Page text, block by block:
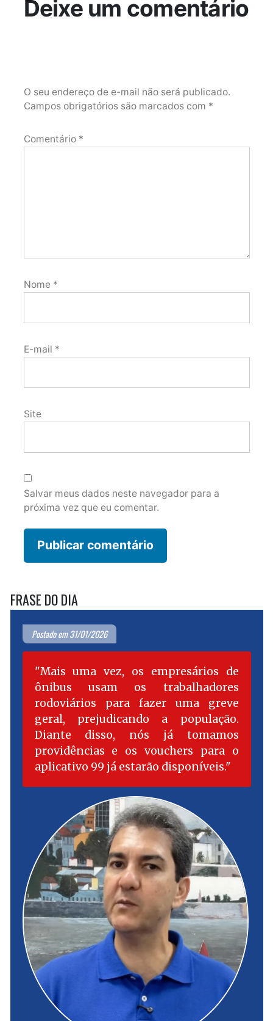
Deixe um comentário
O seu endereço de e-mail não será publicado.
Campos obrigatórios são marcados com *
Comentário *
Nome *
E-mail *
Site
Salvar meus dados neste navegador para a
próxima vez que eu comentar.
FRASE DO DIA
Postado em 31/01/2026
Mais uma vez, os empresários de
ônibus usam os trabalhadores
rodoviários para fazer uma greve
geral, prejudicando a população.
Diante disso, nós já tomamos
providências e os vouchers para o
aplicativo 99 já estarão disponíveis.